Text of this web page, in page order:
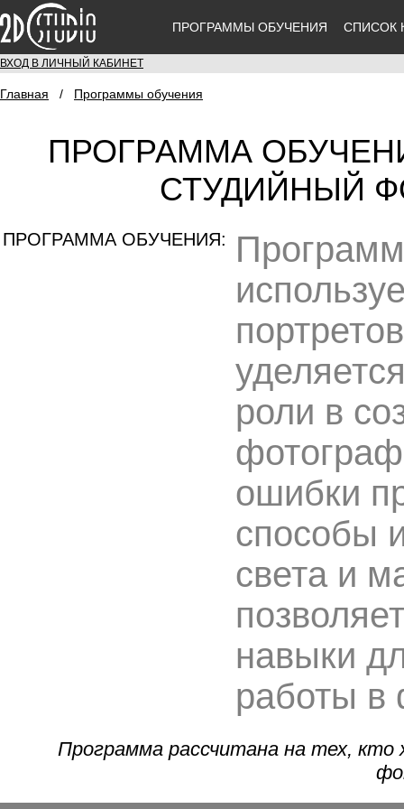
ПРОГРАММЫ ОБУЧЕНИЯ СПИСОК
ВХОД В ЛИЧНЫЙ КАБИНЕТ
Главная / Программы обучения
ПРОГРАММА
СТУДИЙНЫЙ
ПРОГРАММА ОБУЧЕНИЯ:
роли в
ошибки
способы
света и
навыки
работы в
Программа рассчитана на тех,